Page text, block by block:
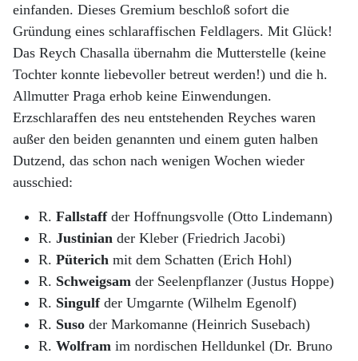
einfanden. Dieses Gremium beschloß sofort die
Gründung eines schlaraffischen Feldlagers. Mit Glück!
Das Reych Chasalla übernahm die Mutterstelle (keine
Tochter konnte liebevoller betreut werden!) und die h.
Allmutter Praga erhob keine Einwendungen.
Erzschlaraffen des neu entstehenden Reyches waren
außer den beiden genannten und einem guten halben
Dutzend, das schon nach wenigen Wochen wieder
ausschied:
R. Fallstaffder Hoffnungsvolle (Otto Lindemann)
R. Justinian der Kleber (Friedrich Jacobi)
R. Püterich mit dem Schatten (Erich Hohl)
R. Schweigsam der Seelenpflanzer (Justus Hoppe)
R. Singulfder Umgarnte (Wilhelm Egenolf)
R. Suso der Markomanne (Heinrich Susebach)
R. Wolfram im nordischen Helldunkel (Dr. Bruno